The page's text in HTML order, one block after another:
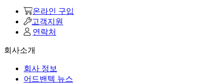
온라인 구입
고객지원
연락처
회사소개
회사 정보
어드밴텍 뉴스